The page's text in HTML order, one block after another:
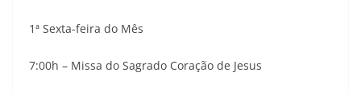
1ª Sexta-feira do Mês
7:00h – Missa do Sagrado Coração de Jesus